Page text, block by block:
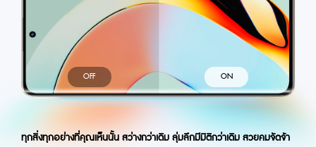
OFF ON
ทุกสิ่งทุกอย่างที่คุณเห็นนั้น สว่างกว่าเดิม ลุ่มลึกมีมิติกว่าเดิม สวยคมจัดจ้า